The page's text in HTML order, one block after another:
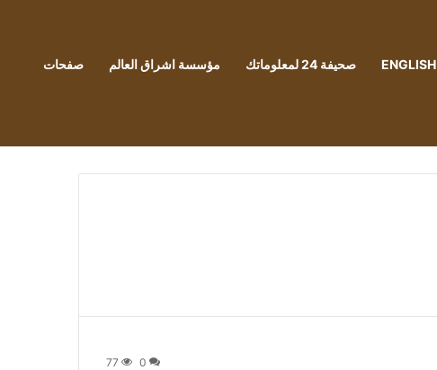
ENGLISH صحيفة 24 لمعلوماتك مؤسسة اشراق العالم صفحات
0
77